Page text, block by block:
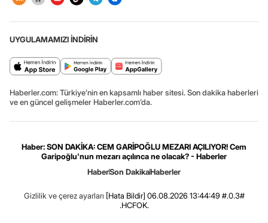
UYGULAMAMIZI İNDİRİN
Haberler.com: Türkiye’nin en kapsamlı haber sitesi. Son dakika haberleri
ve en güncel gelişmeler Haberler.com’da.
Haber: SON DAKİKA: CEM GARİPOĞLU MEZARI AÇILIYOR! Cem
Garipoğlu'nun mezarı açılınca ne olacak? - Haberler
HaberSon DakikaHaberler
Gizlilik ve çerez ayarları [Hata Bildir] 06.08.2026 13:44:49 #.0.3#
.HCFOK.